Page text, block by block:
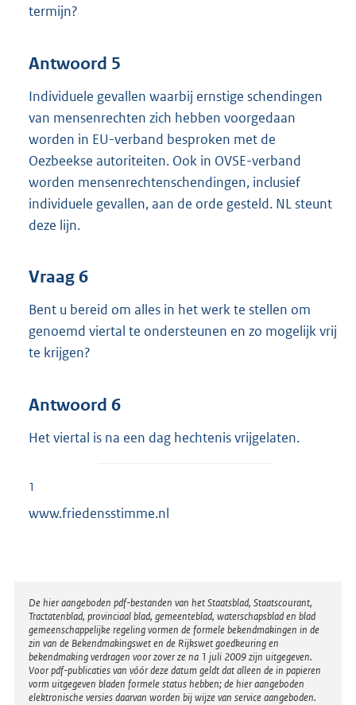
termijn?
Antwoord 5
Individuele gevallen waarbij ernstige schendingen
van mensenrechten zich hebben voorgedaan
worden in EU-verband besproken met de
Oezbeekse autoriteiten. Ook in OVSE-verband
worden mensenrechtenschendingen, inclusief
individuele gevallen, aan de orde gesteld. NL steunt
deze lijn.
Vraag 6
Bent u bereid om alles in het werk te stellen om
genoemd viertal te ondersteunen en zo mogelijk vrij
te krijgen?
Antwoord 6
Het viertal is na een dag hechtenis vrijgelaten.
1
www.friedensstimme.nl
Disclaimer
De hier aangeboden pdf-bestanden van het Staatsblad, Staatscourant,
Tractatenblad, provinciaal blad, gemeenteblad, waterschapsblad en blad
gemeenschappelijke regeling vormen de formele bekendmakingen in de
zin van de Bekendmakingswet en de Rijkswet goedkeuring en
bekendmaking verdragen voor zover ze na 1 juli 2009 zijn uitgegeven.
Voor pdf-publicaties van vóór deze datum geldt dat alleen de in papieren
vorm uitgegeven bladen formele status hebben; de hier aangeboden
elektronische versies daarvan worden bij wijze van service aangeboden.